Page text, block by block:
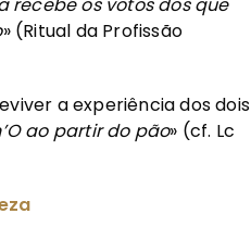
recebe os votos dos que
» (Ritual da Profissão
a experiência dos dois
ao partir do pão» (cf. Lc